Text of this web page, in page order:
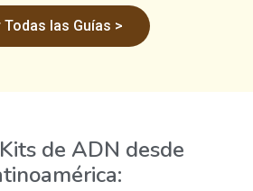
Todas las Guías >
de ADN desde